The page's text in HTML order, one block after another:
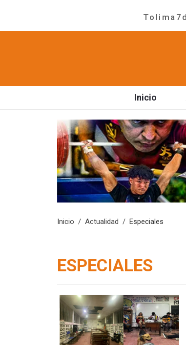
Inicio
Inicio Actualidad Especiales
ESPECIALES